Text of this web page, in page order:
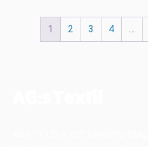
1 2 3 4 …